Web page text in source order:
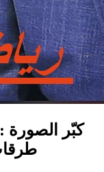
كبّر الصورة